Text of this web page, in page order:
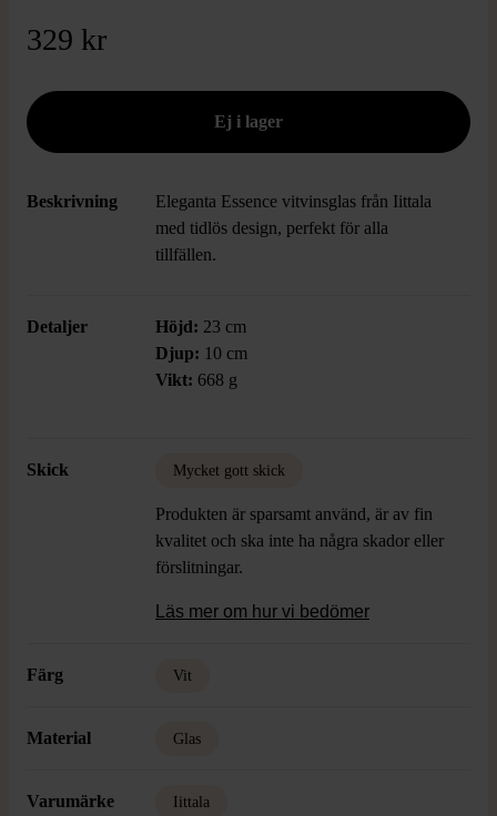
329 kr
Beskrivning
Eleganta Essence vitvinsglas från Iittala
med tidlös design, perfekt för alla
tillfällen.
Detaljer Höjd: 23 cm
Djup: 10 cm
Vikt: 668 g
Skick Mycket gott skick
Produkten är sparsamt använd, är av fin
kvalitet och ska inte ha några skador eller
förslitningar.
Läs mer om hur vi bedömer
Färg Vit
Material Glas
Varumärke Iittala